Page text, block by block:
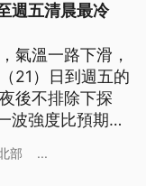
週五清晨最冷
氣溫一路下滑，
21）日到週五的
後不排除下探
強度比預期的
部 ...